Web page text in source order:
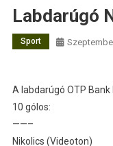
Labdarúgó
Sport
A labdarúgó OTP
10 gólos:
——–
Nikolics (Videoton)